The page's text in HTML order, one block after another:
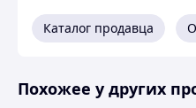
Каталог продавца
Похожее у других